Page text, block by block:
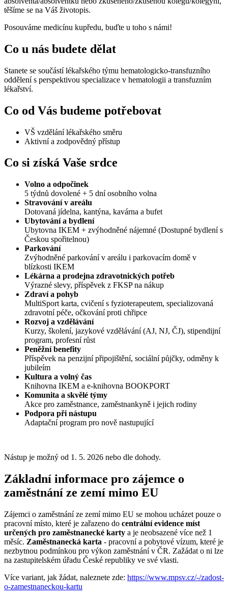
těšíme se na Váš životopis.
Posouváme medicínu kupředu, buďte u toho s námi!
Co u nás budete dělat
Stanete se součástí lékařského týmu hematologicko-transfuzního
oddělení s perspektivou specializace v hematologii a transfuzním
lékařství.
Co od Vás budeme potřebovat
VŠ vzdělání lékařského směru
Aktivní a zodpovědný přístup
Co si získá Vaše srdce
Volno a odpočinek
5 týdnů dovolené + 5 dní osobního volna
Stravování v areálu
Dotovaná jídelna, kantýna, kavárna a bufet
Ubytování a bydlení
Ubytovna IKEM + zvýhodněné nájemné (Dostupné bydlení s
Českou spořitelnou)
Parkování
Zvýhodněné parkování v areálu i parkovacím domě v
blízkosti IKEM
Lékárna a prodejna zdravotnických potřeb
Výrazné slevy, příspěvek z FKSP na nákup
Zdraví a pohyb
MultiSport karta, cvičení s fyzioterapeutem, specializovaná
zdravotní péče, očkování proti chřipce
Rozvoj a vzdělávání
Kurzy, školení, jazykové vzdělávání (AJ, NJ, ČJ), stipendijní
program, profesní růst
Peněžní benefity
Příspěvek na penzijní připojištění, sociální půjčky, odměny k
jubileím
Kultura a volný čas
Knihovna IKEM a e-knihovna BOOKPORT
Komunita a skvělé týmy
Akce pro zaměstnance, zaměstnankyně i jejich rodiny
Podpora při nástupu
Adaptační program pro nově nastupující
Nástup je možný od 1. 5. 2026 nebo dle dohody.
Základní informace pro zájemce o
zaměstnání ze zemí mimo EU
Zájemci o zaměstnání ze zemí mimo EU se mohou ucházet pouze o
pracovní místo, které je zařazeno do centrální evidence míst
určených pro zaměstnanecké karty a je neobsazené více než 1
měsíc. Zaměstnanecká karta - pracovní a pobytové vízum, které je
nezbytnou podmínkou pro výkon zaměstnání v ČR. Zažádat o ni lze
na zastupitelském úřadu České republiky ve své vlasti.
Více variant, jak žádat, naleznete zde: https://www.mpsv.cz/-/zadost-
o-zamestnaneckou-kartu